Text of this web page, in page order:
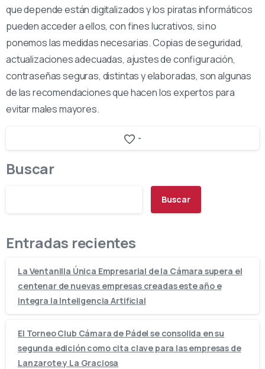
que depende están digitalizados y los piratas informáticos
pueden acceder a ellos, con fines lucrativos, si no
ponemos las medidas necesarias. Copias de seguridad,
actualizaciones adecuadas, ajustes de configuración,
contraseñas seguras, distintas y elaboradas, son algunas
de las recomendaciones que hacen los expertos para
evitar males mayores.
-
Buscar
Buscar
Entradas recientes
La Ventanilla Única Empresarial de la Cámara supera el
centenar de nuevas empresas creadas este año e
integra la Inteligencia Artificial
El Torneo Club Cámara de Pádel se consolida en su
segunda edición como cita clave para las empresas de
Lanzarote y La Graciosa